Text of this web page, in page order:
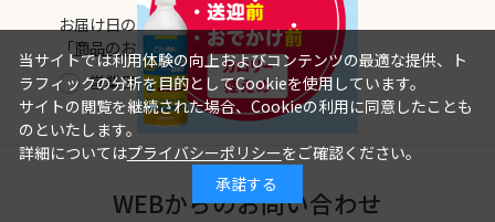
お届け日の目安についてはご利用ガイドの
「商品のお届けについて」をご覧ください。
営業日
休業日
WEBからのお問い合わせ
当サイトでは利用体験の向上およびコンテンツの最適な提供、ト
ラフィックの分析を目的としてCookieを使用しています。
サイトの閲覧を継続された場合、Cookieの利用に同意したことも
のといたします。
詳細についてはプライバシーポリシーをご確認ください。
承諾する